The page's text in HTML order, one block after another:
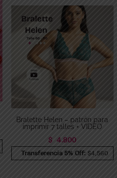
Bralette Helen – patrón para
imprimir 7 talles + VIDEO
$ 4.800
Transferencia 5% Off: $4,560